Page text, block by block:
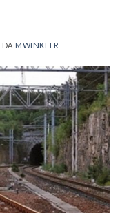
DA MWINKLER